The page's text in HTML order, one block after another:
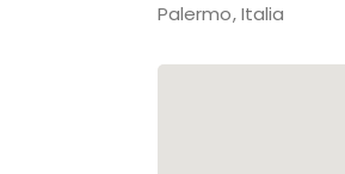
Palermo Italia